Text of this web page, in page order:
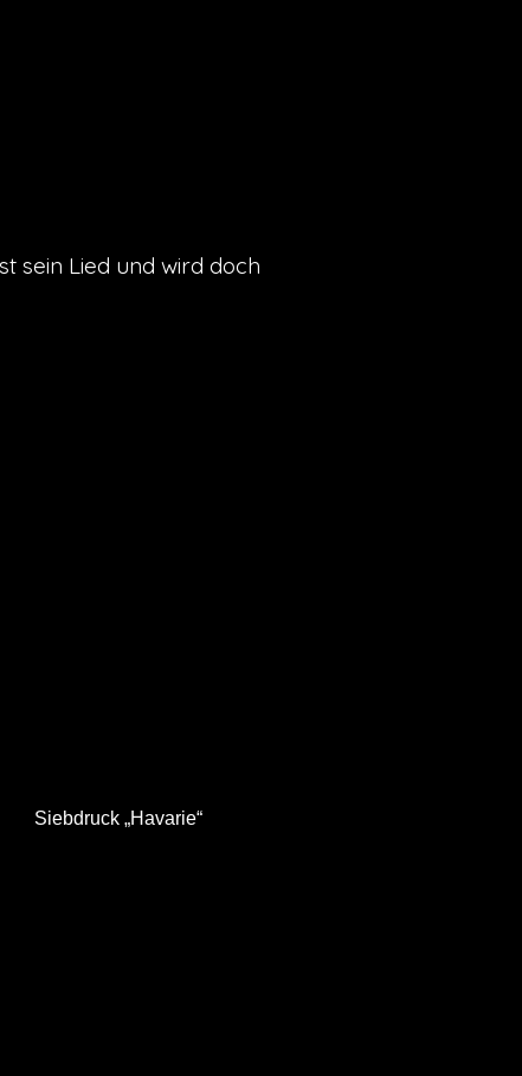
sein Lied und wird doch
Siebdruck „Havarie“